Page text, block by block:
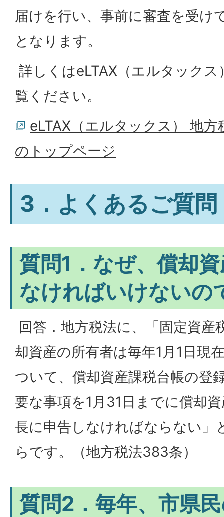
届けを行い、事前に審査を受け
となります。
詳しくはeLTAX（エルタック
覧ください。
eLTAX（エルタックス） 地
のトップページ
3．よくあるご質
質問1．なぜ、償却
なければいけないの
回答．地方税法に、「固定資産
却資産の所有者は毎年1月1日現
ついて、償却資産課税台帳の登
要な事項を1月31日までに償却
長に申告しなければならない」
らです。（地方税法383条）
質問2．毎年、市県